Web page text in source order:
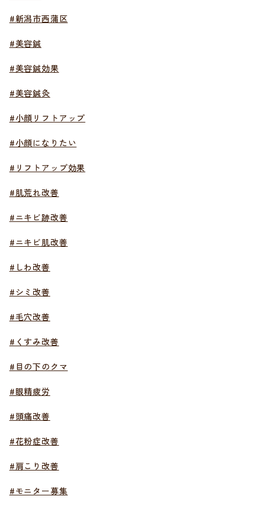
#新潟市西蒲区
#美容鍼
#美容鍼効果
#美容鍼灸
#小顔リフトアップ
#小顔になりたい
#リフトアップ効果
#肌荒れ改善
#ニキビ跡改善
#ニキビ肌改善
#しわ改善
#シミ改善
#毛穴改善
#くすみ改善
#目の下のクマ
#眼精疲労
#頭痛改善
#花粉症改善
#肩こり改善
#モニター募集